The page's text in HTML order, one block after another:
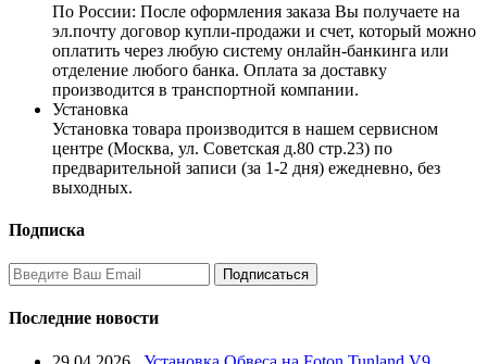
По России: После оформления заказа Вы получаете на
эл.почту договор купли-продажи и счет, который можно
оплатить через любую систему онлайн-банкинга или
отделение любого банка. Оплата за доставку
производится в транспортной компании.
Установка
Установка товара производится в нашем сервисном
центре (Москва, ул. Советская д.80 стр.23) по
предварительной записи (за 1-2 дня) ежедневно, без
выходных.
Подписка
Последние новости